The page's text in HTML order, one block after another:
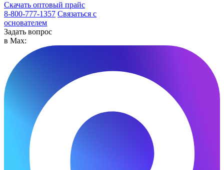
Скачать оптовый прайс
8-800-777-1357 Связаться с
основателем
Задать вопрос
в Max: